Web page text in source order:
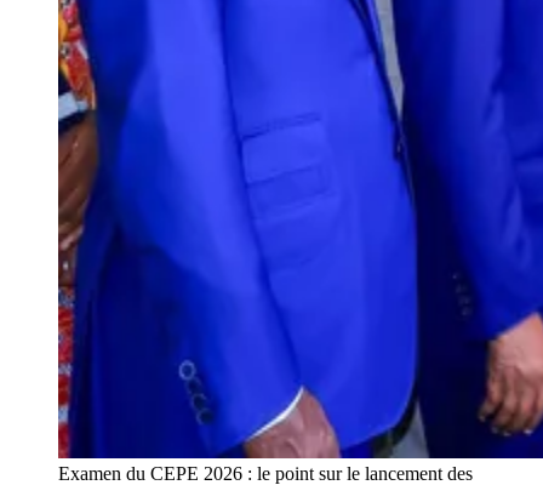
Examen du CEPE 2026 : le point sur le lancement des